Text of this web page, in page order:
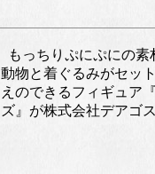
もっちりぷにぷにの素
動物と着ぐるみがセッ
えのできるフィギュア
ズ』が株式会社デアゴ